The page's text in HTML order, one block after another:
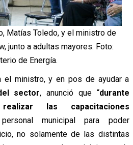
Matías Toledo, y el ministro de
junto a adultas mayores. Foto:
de Energía.
el ministro, y en pos de ayudar a
sector, anunció que “durante
las capacitaciones
municipal para poder
no solamente de las distintas